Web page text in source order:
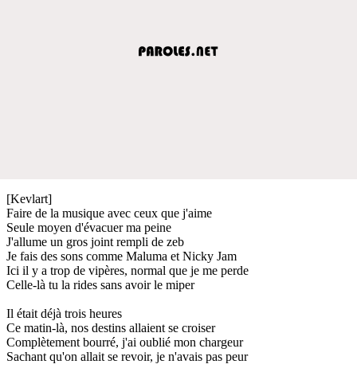
[Kevlart]
Faire de la musique avec ceux que j'aime
Seule moyen d'évacuer ma peine
J'allume un gros joint rempli de zeb
Je fais des sons comme Maluma et Nicky Jam
Ici il y a trop de vipères, normal que je me perde
Celle-là tu la rides sans avoir le miper
Il était déjà trois heures
Ce matin-là, nos destins allaient se croiser
Complètement bourré, j'ai oublié mon chargeur
Sachant qu'on allait se revoir, je n'avais pas peur